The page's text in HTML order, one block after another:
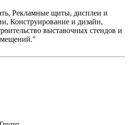
Рекламные щиты, дисплеи и
Конструирование и дизайн,
выставочных стендов и
помещений."